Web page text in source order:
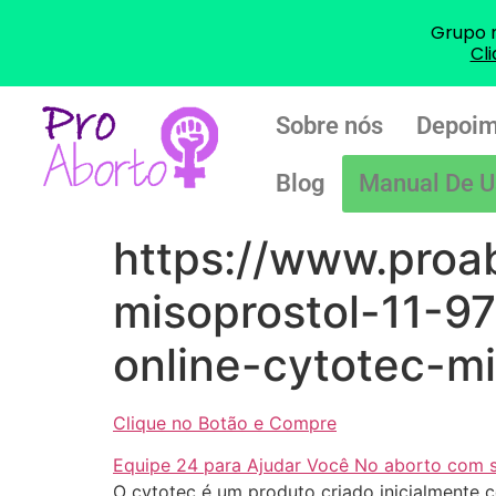
Sobre nós
Blog Manual De
https://
misoprostol-11-
online-cytotec-
Clique no Botão e Compre
Equipe 24 para Ajudar Você No aborto com
Grupo